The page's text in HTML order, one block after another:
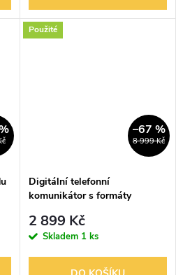
Použité
8 999 Kč
–67 %
Digitální telefonní
komunikátor s formáty
2 899 Kč
Skladem 1 ks